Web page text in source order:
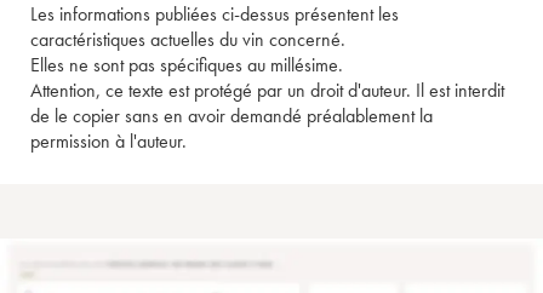
Les informations publiées ci-dessus présentent les
caractéristiques actuelles du vin concerné.
Elles ne sont pas spécifiques au millésime.
Attention, ce texte est protégé par un droit d'auteur. Il est interdit
de le copier sans en avoir demandé préalablement la
permission à l'auteur.